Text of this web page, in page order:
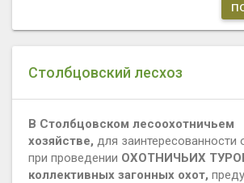
Столбцовский лесхоз
В Столбцовском лесоохотничьем
хозяйстве, для заинтересованности
при проведении ОХОТНИЧЬИХ
коллективных загонных охот,